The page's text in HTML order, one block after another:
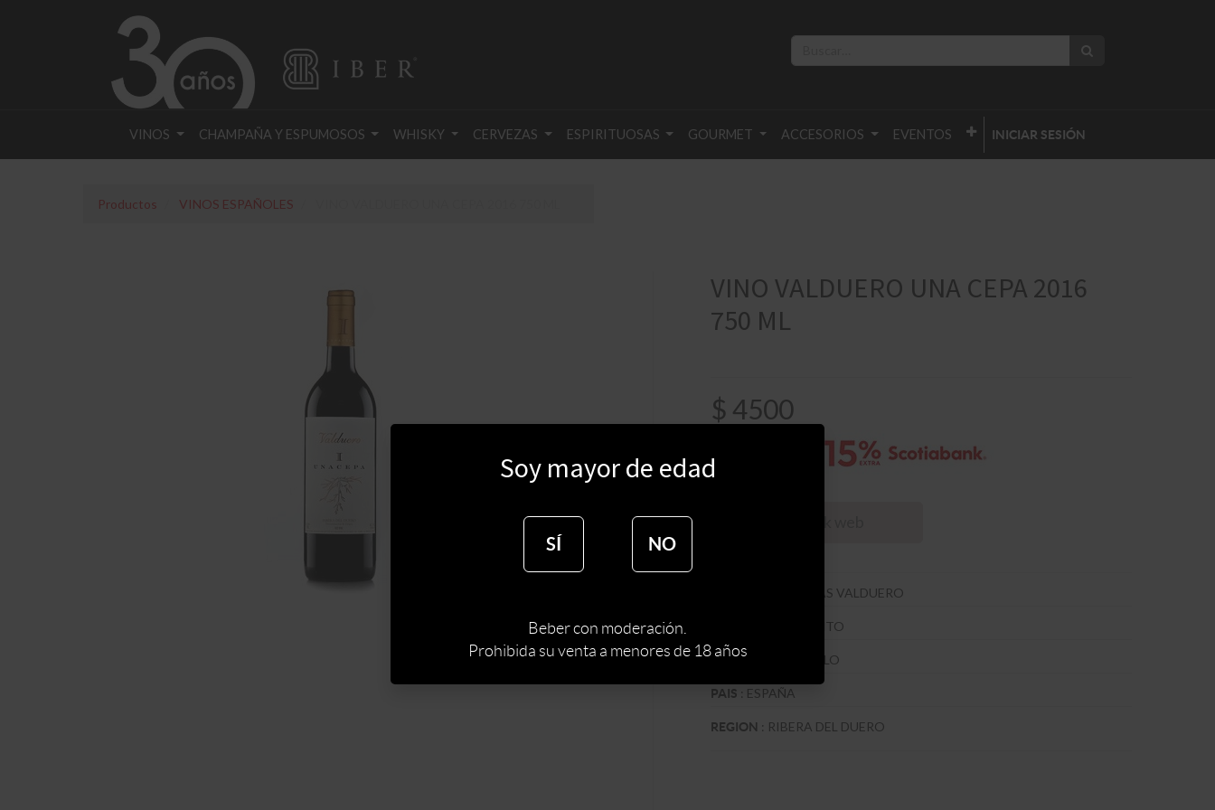
VINOS CHAMPAÑA Y ESPUMOSOS WHISKY CERVEZAS ESPIRITUOSAS GOURMET ACCESORIOS EVENTOS INICIAR SESIÓN
Productos VINOS ESPAÑOLES
VINO VALDUERO UNA CEPA 2016
750 ML
$ 4500
$
BODEGAS VALDUERO
TINTO
CEPA: TEMPRANILLO
PAIS : ESPAÑA
REGION : RIBERA DEL DUERO
Soy mayor de edad
SÍ NO
Beber con moderación.
Prohibida su venta a menores de 18 años